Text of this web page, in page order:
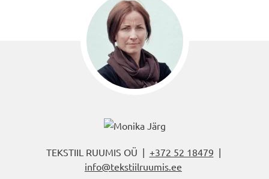
TEKSTIIL RUUMIS OÜ | +372 52 18479 |
info@tekstiilruumis.ee